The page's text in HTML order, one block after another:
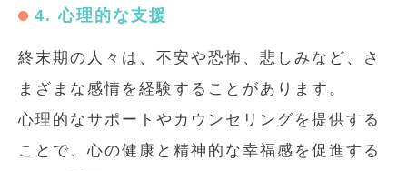
4. 心理的な支援
終末期の人々は、不安や恐怖、悲しみなど、さ
まざまな感情を経験することがあります。
心理的なサポートやカウンセリングを提供する
ことで、心の健康と精神的な幸福感を促進する